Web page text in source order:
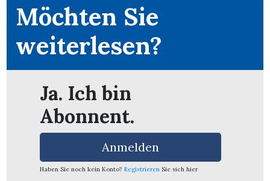
Möchten Sie
weiterlesen?
Ja. Ich bin
Abonnent.
Anmelden
Haben Sie noch kein Konto? Registrieren Sie sich hier